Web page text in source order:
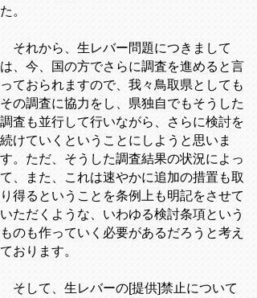
た。
それから、生レバー問題につきまして
は、今、国の方でさらに調査を進めると言
っておられますので、我々鳥取県としても
その調査に協力をし、県独自でもそうした
調査も並行して行いながら、さらに検討を
続けていくということにしようと思いま
す。ただ、そうした調査結果の状況によっ
て、また、これは速やかに追加の措置も取
り得るということを条例上も明記をさせて
いただくような、いわゆる検討条項という
ものも作っていく必要があるだろうと考え
ております。
そして、生レバーの[提供]禁止について